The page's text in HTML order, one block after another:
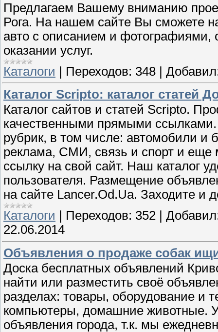
Предлагаем Вашему вниманию
Рога. На нашем сайте Вы сможете
авто с описанием и фотографиями,
оказании услуг.
Каталоги | Переходов: 348 |
Каталог Scripto: каталог статей
Каталог сайтов и статей Scripto.
качественными прямыми
рубрик, в том числе: автомобили и
реклама, СМИ, связь и спорт и еще
ссылку на свой сайт. Наш каталог
пользователя. Размещение
на сайте Lancer.Od.Ua. Заходите и
Каталоги
Переходов: 352
22.06.2014
Объявления о продаже собак
Доска бесплатных объявлений
найти или разместить своё
разделах: товары, оборудование и
компьютеры, домашние животные.
объявления города, т.к. мы